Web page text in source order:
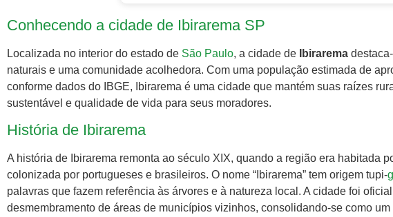
Conhecendo a cidade de Ibirarema SP
Localizada no interior do estado de São Paulo, a cidade de Ibirarema
naturais e uma comunidade acolhedora. Com uma população estimada de
conforme dados do IBGE, Ibirarema é uma cidade que mantém suas raízes
sustentável e qualidade de vida para seus moradores.
História de Ibirarema
A história de Ibirarema remonta ao século XIX, quando a região era habitada
colonizada por portugueses e brasileiros. O nome “Ibirarema” tem origem tupi-
palavras que fazem referência às árvores e à natureza local. A cidade foi
desmembramento de áreas de municípios vizinhos, consolidando-se como